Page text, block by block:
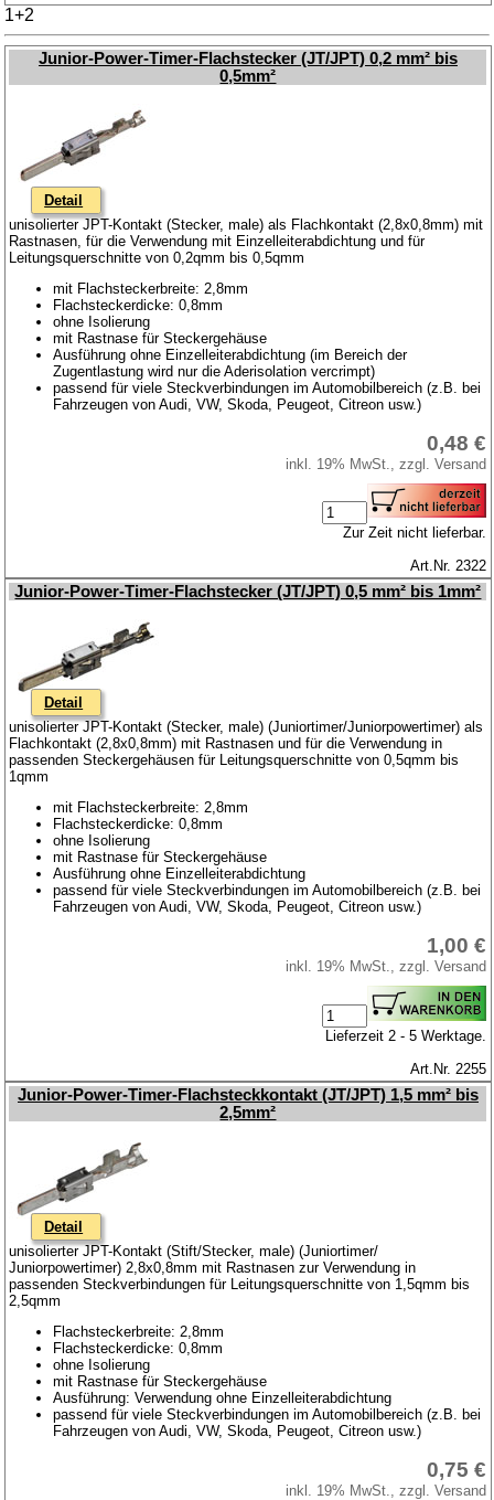
1+2
Junior-Power-Timer-Flachstecker (JT/JPT) 0,2 mm² bis
0,5mm²
Detail
unisolierter JPT-Kontakt (Stecker, male) als Flachkontakt (2,8x0,8mm) mit
Rastnasen, für die Verwendung mit Einzelleiterabdichtung und für
Leitungsquerschnitte von 0,2qmm bis 0,5qmm
mit Flachsteckerbreite: 2,8mm
Flachsteckerdicke: 0,8mm
ohne Isolierung
mit Rastnase für Steckergehäuse
Ausführung ohne Einzelleiterabdichtung (im Bereich der
Zugentlastung wird nur die Aderisolation vercrimpt)
passend für viele Steckverbindungen im Automobilbereich (z.B. bei
Fahrzeugen von Audi, VW, Skoda, Peugeot, Citreon usw.)
0,48 €
inkl. 19% MwSt., zzgl. Versand
Zur Zeit nicht lieferbar.
Art.Nr. 2322
Junior-Power-Timer-Flachstecker (JT/JPT) 0,5 mm² bis 1mm²
Detail
unisolierter JPT-Kontakt (Stecker, male) (Juniortimer/Juniorpowertimer) als
Flachkontakt (2,8x0,8mm) mit Rastnasen und für die Verwendung in
passenden Steckergehäusen für Leitungsquerschnitte von 0,5qmm bis
1qmm
mit Flachsteckerbreite: 2,8mm
Flachsteckerdicke: 0,8mm
ohne Isolierung
mit Rastnase für Steckergehäuse
Ausführung ohne Einzelleiterabdichtung
passend für viele Steckverbindungen im Automobilbereich (z.B. bei
Fahrzeugen von Audi, VW, Skoda, Peugeot, Citreon usw.)
1,00 €
inkl. 19% MwSt., zzgl. Versand
Lieferzeit 2 - 5 Werktage.
Art.Nr. 2255
Junior-Power-Timer-Flachsteckkontakt (JT/JPT) 1,5 mm² bis
2,5mm²
Detail
unisolierter JPT-Kontakt (Stift/Stecker, male) (Juniortimer/
Juniorpowertimer) 2,8x0,8mm mit Rastnasen zur Verwendung in
passenden Steckverbindungen für Leitungsquerschnitte von 1,5qmm bis
2,5qmm
Flachsteckerbreite: 2,8mm
Flachsteckerdicke: 0,8mm
ohne Isolierung
mit Rastnase für Steckergehäuse
Ausführung: Verwendung ohne Einzelleiterabdichtung
passend für viele Steckverbindungen im Automobilbereich (z.B. bei
Fahrzeugen von Audi, VW, Skoda, Peugeot, Citreon usw.)
0,75 €
inkl. 19% MwSt., zzgl. Versand